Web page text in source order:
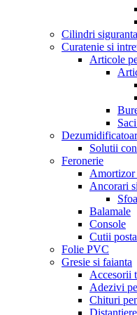
Cilindri
Curatenie si
Articole
Solutii
Feronerie
Amortizor
Ancorari
Balamale
Console
Cutii
Folie PVC
Gresie si faianta
Accesorii
Adezivi
Chituri